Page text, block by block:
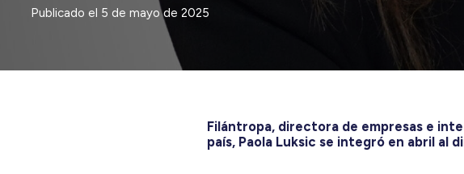
Publicado el 5 de mayo de 2025
Filántropa, directora de empresas e
país, Paola Luksic se integró en abril